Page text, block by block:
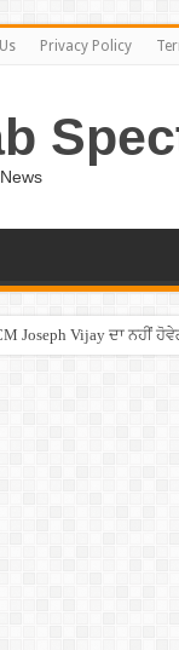
Privacy Policy
News –